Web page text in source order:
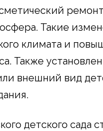
Такие
климата и
Также
внешний вид
детского сада